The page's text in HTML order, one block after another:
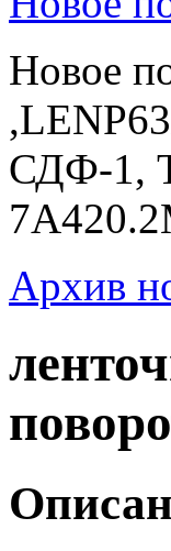
Новое
СДФ-1,
Архив